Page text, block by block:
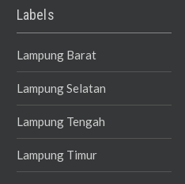
Labels
Lampung Barat
Lampung Selatan
Lampung Tengah
Lampung Timur